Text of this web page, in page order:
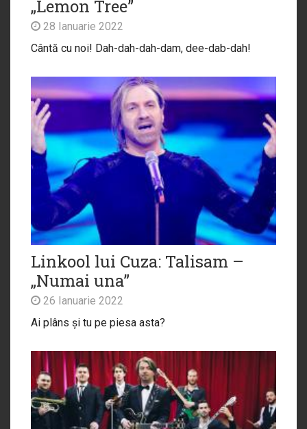
„Lemon Tree”
28 Ianuarie 2022
Cântă cu noi! Dah-dah-dah-dam, dee-dab-dah!
Linkool lui Cuza: Talisam –
„Numai una”
26 Ianuarie 2022
Ai plâns și tu pe piesa asta?